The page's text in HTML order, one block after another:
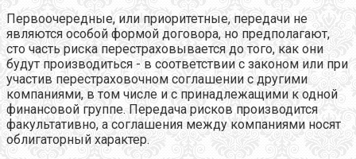
Первоочередные, или приоритетные, передачи не
являются особой формой договора, но предполагают,
сто часть риска перестраховывается до того, как они
будут производиться - в соответствии с законом или при
участив перестраховочном соглашении с другими
компаниями, в том числе и с принадлежащими к одной
финансовой группе. Передача рисков производится
факультативно, а соглашения между компаниями носят
облигаторный характер.